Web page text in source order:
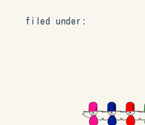
filed under: